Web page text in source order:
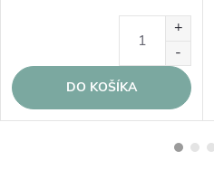
DO KOŠÍKA